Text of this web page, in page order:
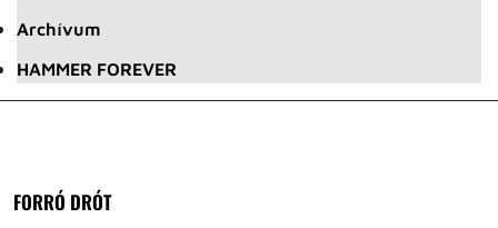
Archívum
HAMMER FOREVER
FORRÓ DRÓT